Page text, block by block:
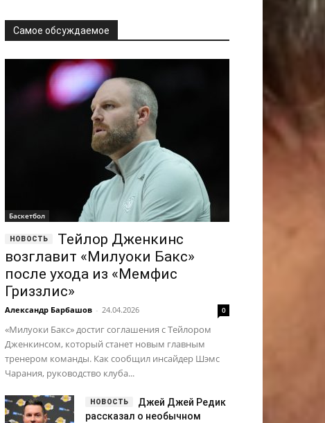
Самое обсуждаемое
Баскетбол
Тейлор Дженкинс
возглавит «Милуоки Бакс»
после ухода из «Мемфис
Гриззлис»
Александр Барбашов - 24.04.2026 0
«Милуоки Бакс» достиг соглашения с Тейлором
Дженкинсом, который станет новым главным
тренером команды. Как сообщил инсайдер Шэмс
Чарания, руководство клуба...
Джей Джей Редик
рассказал о необычном